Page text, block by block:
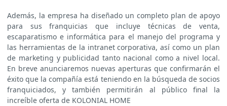
Además, la empresa ha diseñado un completo plan de apoyo
para sus franquicias que incluye técnicas de venta,
escaparatismo e informática para el manejo del programa y
las herramientas de la intranet corporativa, así como un plan
de marketing y publicidad tanto nacional como a nivel local.
En breve anunciaremos nuevas aperturas que confirmarán el
éxito que la compañía está teniendo en la búsqueda de socios
franquiciados, y también permitirán al público final la
increíble oferta de KOLONIAL HOME